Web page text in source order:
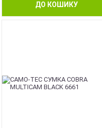
ДО КОШИКУ